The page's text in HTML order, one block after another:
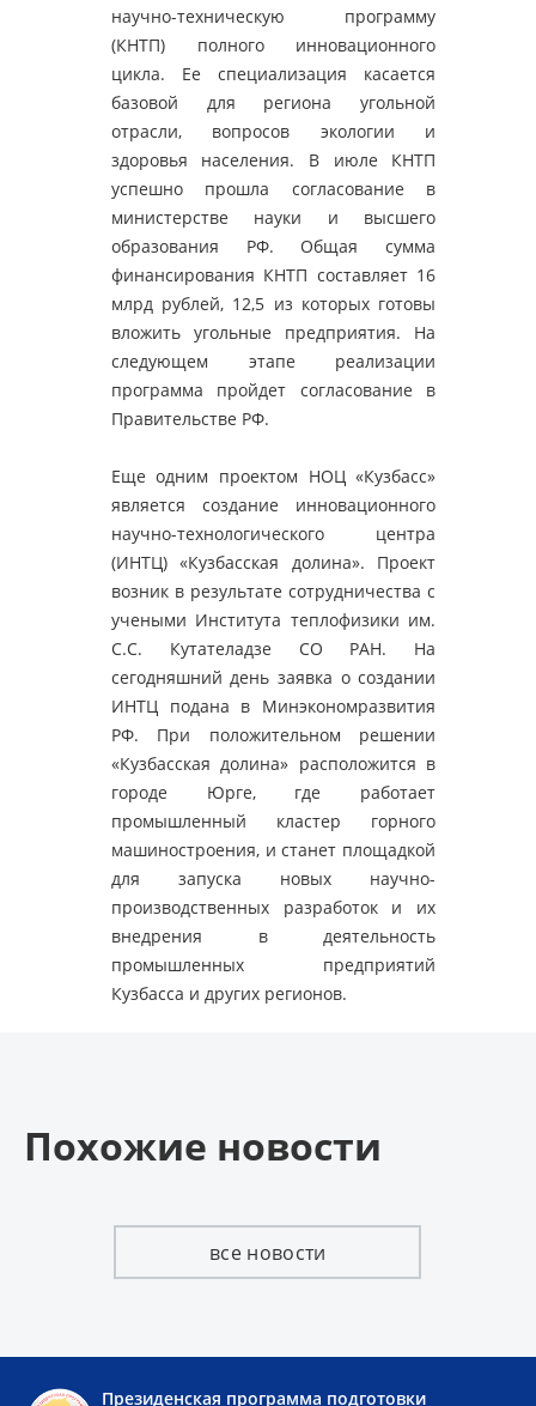
научно-техническую программу
(КНТП) полного инновационного
цикла. Ее специализация касается
базовой для региона угольной
отрасли, вопросов экологии и
здоровья населения. В июле КНТП
успешно прошла согласование в
министерстве науки и высшего
образования РФ. Общая сумма
финансирования КНТП составляет 16
млрд рублей, 12,5 из которых готовы
вложить угольные предприятия. На
следующем этапе реализации
программа пройдет согласование в
Правительстве РФ.
Еще одним проектом НОЦ «Кузбасс»
является создание инновационного
научно-технологического центра
(ИНТЦ) «Кузбасская долина». Проект
возник в результате сотрудничества с
учеными Института теплофизики им.
С.С. Кутателадзе СО РАН. На
сегодняшний день заявка о создании
ИНТЦ подана в Минэкономразвития
РФ. При положительном решении
«Кузбасская долина» расположится в
городе Юрге, где работает
промышленный кластер горного
машиностроения, и станет площадкой
для запуска новых научно-
производственных разработок и их
внедрения в деятельность
промышленных предприятий
Кузбасса и других регионов.
Похожие новости
все новости
Президенская программа подготовки